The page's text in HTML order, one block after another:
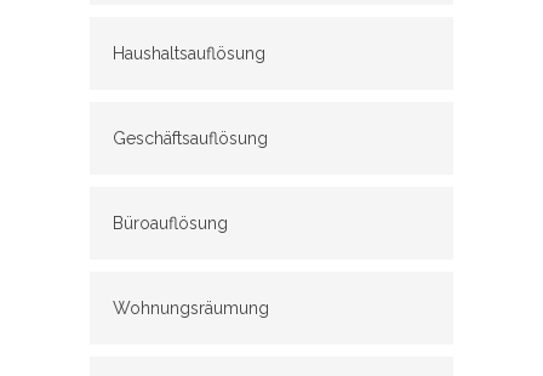
Haushaltsauflösung
Geschäftsauflösung
Büroauflösung
Wohnungsräumung